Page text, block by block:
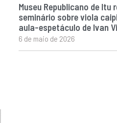
Museu Republicano de Itu
seminário sobre viola
aula-espetáculo de Ivan
6 de maio de 2026